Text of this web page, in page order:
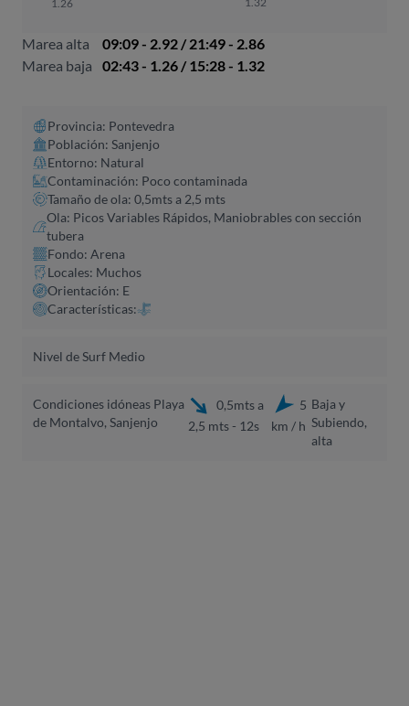
1.26
Marea alta
09:09 - 2.92 / 21:49 - 2.86
Marea baja
02:43 - 1.26 / 15:28 - 1.32
Provincia: Pontevedra
Población: Sanjenjo
Entorno: Natural
Contaminación: Poco contaminada
Tamaño de ola: 0,5mts a 2,5 mts
Ola: Picos Variables Rápidos, Maniobrables con sección
tubera
Fondo: Arena
Locales: Muchos
Orientación: E
Características:
Nivel de Surf Medio
Condiciones idóneas Playa
de Montalvo, Sanjenjo
0,5mts a
2,5 mts - 12s
5
km / h
Baja y
Subiendo,
alta